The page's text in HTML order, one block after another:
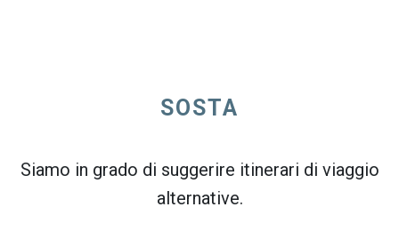
la mappa delle partenze.
SOSTA
Siamo in grado di suggerire itinerari di viaggio
alternative.